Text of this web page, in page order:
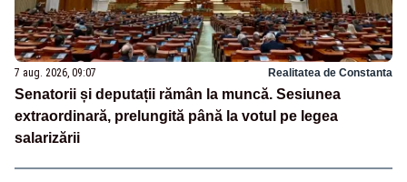
7 aug. 2026, 09:07 Realitatea de Constanta
Senatorii și deputații rămân la muncă. Sesiunea
extraordinară, prelungită până la votul pe legea
salarizării